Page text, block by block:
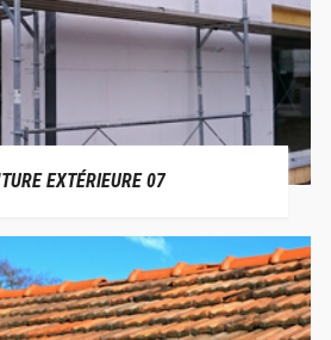
EXTÉRIEURE 07